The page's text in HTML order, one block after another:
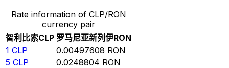
Rate information of CLP/RON
currency pair
智利比索CLP 罗马尼亚新列伊RON
1 CLP 0.00497608 RON
5 CLP 0.0248804 RON